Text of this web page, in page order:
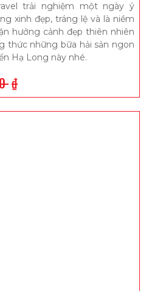
hoàng hôn tuyệt đẹp trên
vào buổi tối với việc trở về Hà
một ngày khám phá vịnh Hạ
trải nghiệm một ngày ý
xinh đẹp, tráng lệ và là niềm
hưởng cảnh đẹp thiên nhiên
thức những bữa hải sản ngon
Hạ Long này nhé.
₫